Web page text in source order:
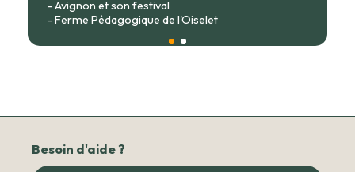
- Avignon et son festival
- Ferme Pédagogique de l'Oiselet
Besoin d'aide ?